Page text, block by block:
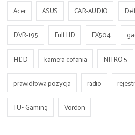
Acer ASUS CAR-AUDIO Dell
DVR-195
Full HD FX504
HDD
kamera cofania NITRO 5
prawidłowa pozycja
radio
TUF Gaming
Vordon